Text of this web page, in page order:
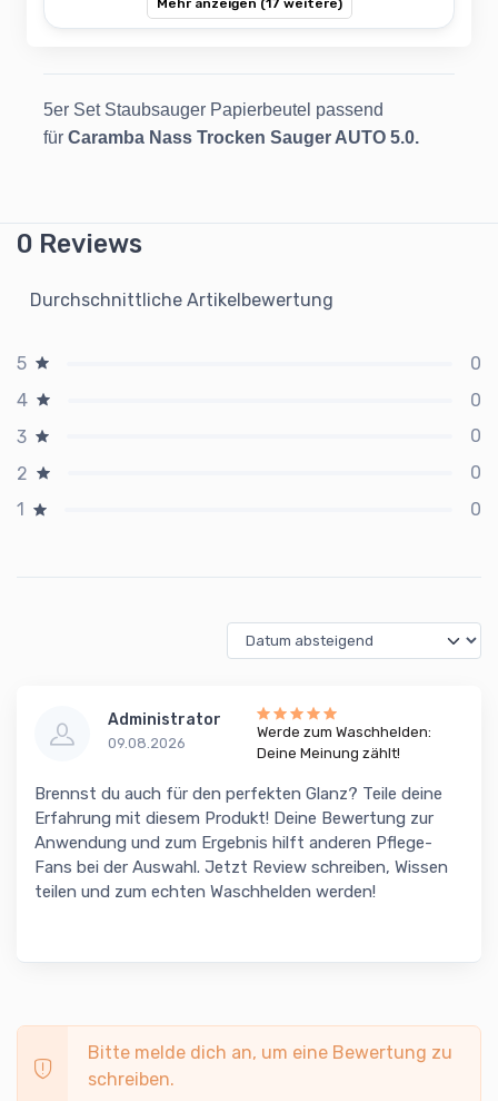
Mehr anzeigen (17 weitere)
5er Set Staubsauger Papierbeutel passend
für Caramba Nass Trocken Sauger AUTO 5.0.
0 Reviews
Durchschnittliche Artikelbewertung
5
0
4
0
3
0
2
0
1
0
Administrator
09.08.2026
Werde zum Waschhelden:
Deine Meinung zählt!
Brennst du auch für den perfekten Glanz? Teile deine
Erfahrung mit diesem Produkt! Deine Bewertung zur
Anwendung und zum Ergebnis hilft anderen Pflege-
Fans bei der Auswahl. Jetzt Review schreiben, Wissen
teilen und zum echten Waschhelden werden!
Bitte melde dich an, um eine Bewertung zu
schreiben.